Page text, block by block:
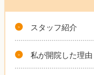
スタッフ紹介
私が開院した理由